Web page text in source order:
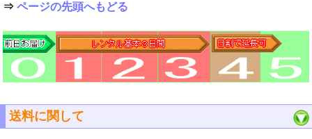
⇒ページの先頭へもどる
送料に関して